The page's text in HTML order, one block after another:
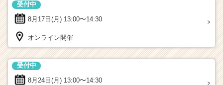
8月17日(月) 13:00〜14:30
受付中
オンライン開催
8月24日(月) 13:00〜14:30
受付中